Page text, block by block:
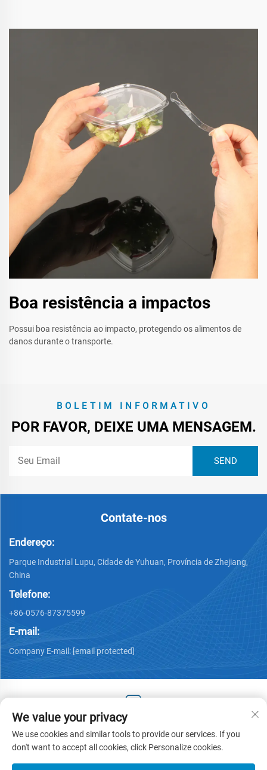
Boa resistência a impactos
Possui boa resistência ao impacto, protegendo os alimentos de
danos durante o transporte.
BOLETIM INFORMATIVO
POR FAVOR, DEIXE UMA MENSAGEM.
Contate-nos
Endereço:
Parque Industrial Lupu, Cidade de Yuhuan, Província de Zhejiang,
China
Telefone:
+86-0576-87375599
E-mail:
Company E-mail: [email protected]
Copyright © 2025 by Zhejiang Hengjiang Plastic Co., Ltd. -
Política de privacidade
We value your privacy
We use cookies and similar tools to provide our services. If you
don't want to accept all cookies, click Personalize cookies.